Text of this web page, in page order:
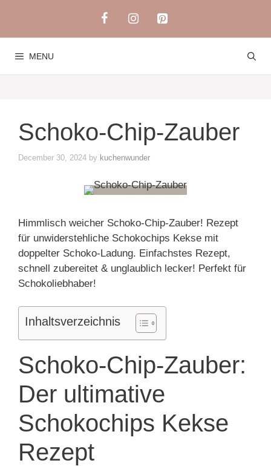
content
MENU
Schoko-Chip-Zauber
December 30, 2024 by kuchenwunder
Himmlisch weicher Schoko-Chip-Zauber! Rezept
für unwiderstehliche Schokochips Kekse mit
doppelter Schoko-Ladung. Einfachstes Rezept,
schnell zubereitet & unglaublich lecker! Perfekt für
Schokoliebhaber!
Inhaltsverzeichnis
Schoko-Chip-Zauber:
Der ultimative
Schokochips Kekse
Rezept